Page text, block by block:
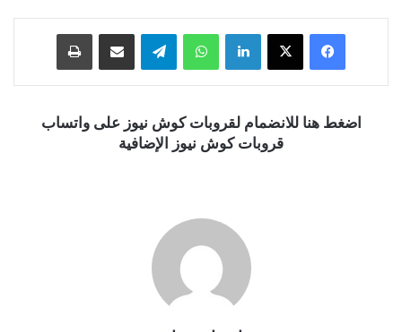
فيسبوك ‫X لينكدإن واتساب تيلقرام
اضغط هنا للانضمام لقروبات كوش نيوز على واتساب
قروبات كوش نيوز الإضافية